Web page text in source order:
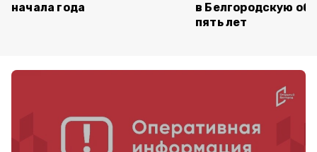
начала года
в Белгородскую
пять лет